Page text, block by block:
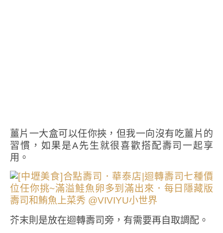
薑片一大盒可以任你挾，但我一向沒有吃薑片的
習慣，如果是A先生就很喜歡搭配壽司一起享
用。
芥末則是放在迴轉壽司旁，有需要再自取調配。